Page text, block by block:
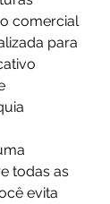
comercial
para
todas as
evita